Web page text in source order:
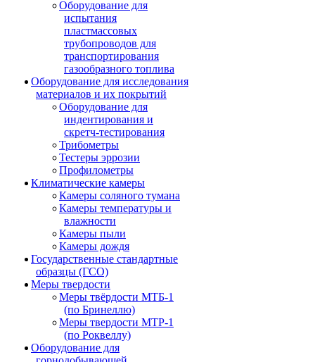
Оборудование для
испытания
пластмассовых
трубопроводов для
транспортирования
газообразного топлива
Оборудование для исследования
материалов и их покрытий
Оборудование для
индентирования и
скретч-тестирования
Трибометры
Тестеры эррозии
Профилометры
Климатические камеры
Камеры соляного тумана
Камеры температуры и
влажности
Камеры пыли
Камеры дождя
Государственные стандартные
образцы (ГСО)
Меры твердости
Меры твёрдости МТБ-1
(по Бринеллю)
Меры твердости МТР-1
(по Роквеллу)
Оборудование для